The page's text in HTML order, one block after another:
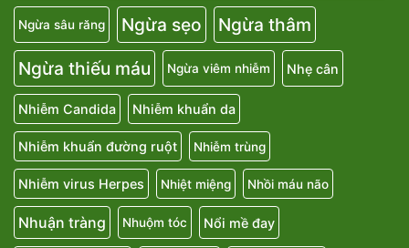
Ngừa sâu răng Ngừa sẹo
Ngừa thâm
Ngừa thiếu máu
Ngừa viêm nhiễm Nhẹ cân
Nhiễm Candida Nhiễm khuẩn da
Nhiễm khuẩn đường ruột Nhiễm trùng
Nhiễm virus Herpes Nhiệt miệng Nhồi máu não
Nhuận tràng Nhuộm tóc Nổi mề đay